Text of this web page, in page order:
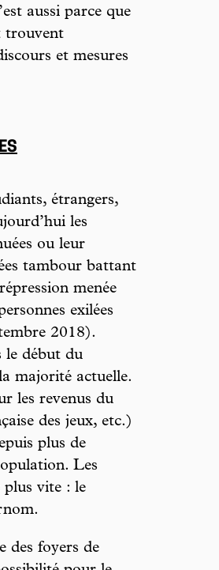
aussi parce que
trouvent
et mesures
étrangers,
les
ou leur
tambour battant
menée
exilées
2018).
le début du
majorité actuelle.
les revenus du
des jeux, etc.)
plus de
Les
plus vite : le
des foyers de